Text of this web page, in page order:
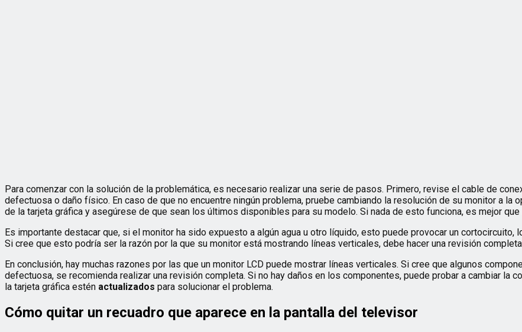
Para comenzar con la solución de la problemática, es necesario realizar una serie de pasos. Primero, revise el cable de
defectuosa o daño físico. En caso de que no encuentre ningún problema, pruebe cambiando la resolución de su monitor a la
de la tarjeta gráfica y asegúrese de que sean los últimos disponibles para su modelo. Si nada de esto funciona, es mejor
Es importante destacar que, si el monitor ha sido expuesto a algún agua u otro líquido, esto puede provocar un
Si cree que esto podría ser la razón por la que su monitor está mostrando líneas verticales, debe hacer una revisión
En conclusión, hay muchas razones por las que un monitor LCD puede mostrar líneas verticales. Si cree que algunos
defectuosa, se recomienda realizar una revisión completa. Si no hay daños en los componentes, puede probar a cambiar la
la tarjeta gráfica estén actualizados para solucionar el problema.
Cómo quitar un recuadro que aparece en la pantalla del televisor